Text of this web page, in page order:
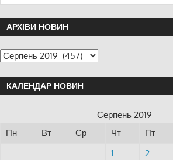
АРХІВИ НОВИН
КАЛЕНДАР НОВИН
Серпень 2019
Пн
Вт Ср Чт Пт
1
2